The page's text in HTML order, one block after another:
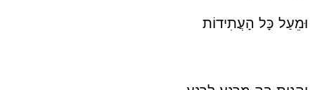
וּמֵעַל כָּל הָעֲתִידוֹת